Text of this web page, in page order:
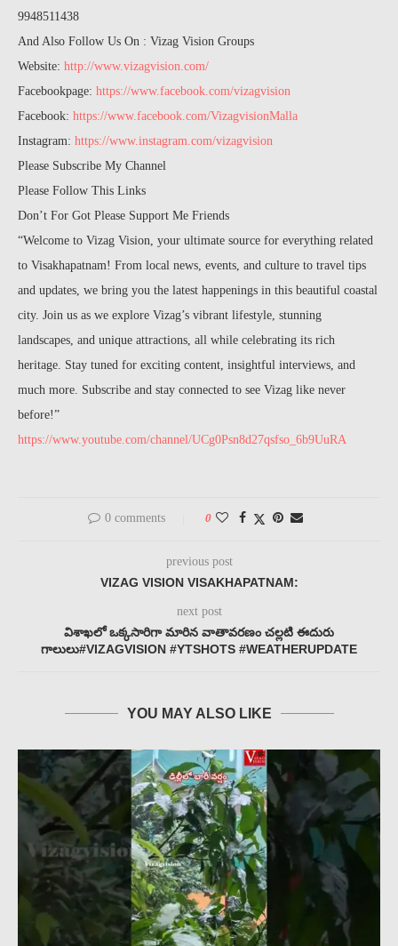
9948511438
And Also Follow Us On : Vizag Vision Groups
Website: http://www.vizagvision.com/
Facebookpage: https://www.facebook.com/vizagvision
Facebook: https://www.facebook.com/VizagvisionMalla
Instagram: https://www.instagram.com/vizagvision
Please Subscribe My Channel
Please Follow This Links
Don’t For Got Please Support Me Friends
“Welcome to Vizag Vision, your ultimate source for everything related
to Visakhapatnam! From local news, events, and culture to travel tips
and updates, we bring you the latest happenings in this beautiful coastal
city. Join us as we explore Vizag’s vibrant lifestyle, stunning
landscapes, and unique attractions, all while celebrating its rich
heritage. Stay tuned for exciting content, insightful interviews, and
much more. Subscribe and stay connected to see Vizag like never
before!”
https://www.youtube.com/channel/UCg0Psn8d27qsfso_6b9UuRA
0 comments 0
previous post
VIZAG VISION VISAKHAPATNAM:
next post
విశాఖలో ఒక్కసారిగా మారిన వాతావరణం చల్లటి ఈదురు
గాలులు#VIZAGVISION #YTSHOTS #WEATHERUPDATE
YOU MAY ALSO LIKE